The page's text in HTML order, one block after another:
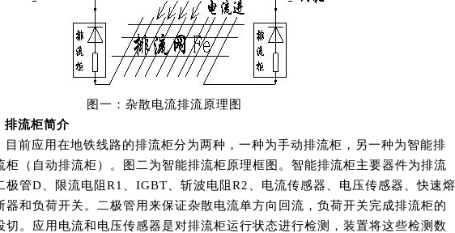
图一：杂散电流排流原理图
排流柜简介
目前应用在地铁线路的排流柜分为两种，一种为手动排流柜，另一种为智能排
柜（自动排流柜）。图二为智能排流柜原理框图。智能排流柜主要器件为排流
极管D、限流电阻R1、IGBT、斩波电阻R2、电流传感器、电压传感器、快速熔
器和负荷开关。二极管用来保证杂散电流单方向回流，负荷开关完成排流柜的
切。应用电流和电压传感器是对排流柜运行状态进行检测，装置将这些检测数